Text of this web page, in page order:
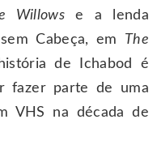
Willowse a lenda
Cabeça, em The
de Ichabod é
fazer parte de uma
VHS na década de